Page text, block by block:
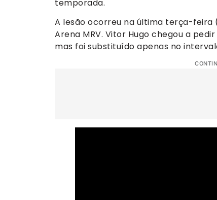
temporada.
A lesão ocorreu na última terça-feira
Arena MRV. Vitor Hugo chegou a
mas foi substituído apenas no